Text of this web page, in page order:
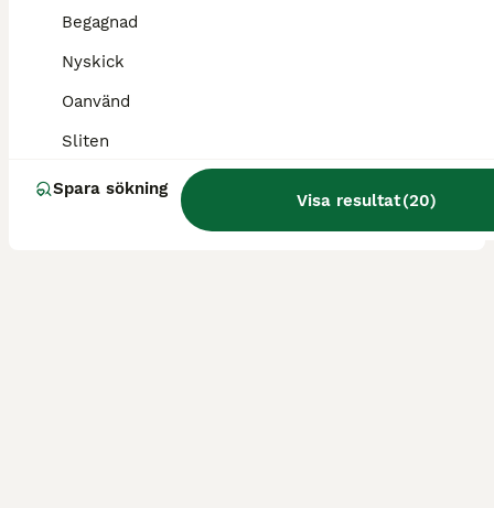
Begagnad
Nyskick
Oanvänd
Sliten
Spara sökning
Visa resultat(20)
Annonstyp
Begagnad
Skick